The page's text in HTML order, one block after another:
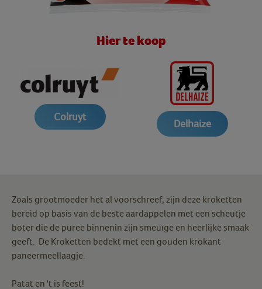
Hier te koop
Colruyt
Delhaize
Zoals grootmoeder het al voorschreef, zijn deze kroketten
bereid op basis van de beste aardappelen met een scheutje
boter die de puree binnenin zijn smeuïge en heerlijke smaak
geeft. De Kroketten bedekt met een gouden krokant
paneermeellaagje.
Patat en 't is feest!